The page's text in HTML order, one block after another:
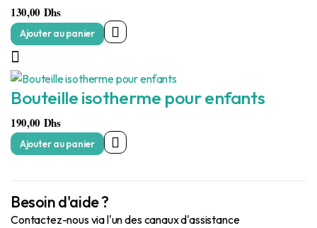
130,00 Dhs
Ajouter au panier
Bouteille isotherme pour enfants
190,00 Dhs
Ajouter au panier
Besoin d'aide ?
Contactez-nous via l'un des canaux d'assistance